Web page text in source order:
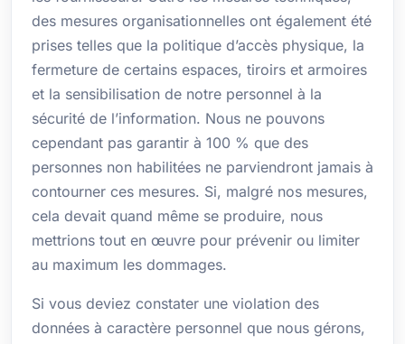
des mesures organisationnelles ont également été
prises telles que la politique d’accès physique, la
fermeture de certains espaces, tiroirs et armoires
et la sensibilisation de notre personnel à la
sécurité de l’information. Nous ne pouvons
cependant pas garantir à 100 % que des
personnes non habilitées ne parviendront jamais à
contourner ces mesures. Si, malgré nos mesures,
cela devait quand même se produire, nous
mettrions tout en œuvre pour prévenir ou limiter
au maximum les dommages.
Si vous deviez constater une violation des
données à caractère personnel que nous gérons,